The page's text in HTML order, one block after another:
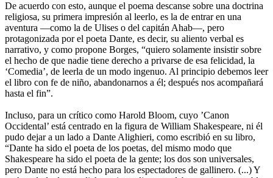
De acuerdo con esto, aunque el poema descanse sobre una doctrina
religiosa, su primera impresión al leerlo, es la de entrar en una
aventura —como la de Ulises o del capitán Ahab—, pero
protagonizada por el poeta Dante, es decir, su aliento verbal es
narrativo, y como propone Borges, “quiero solamente insistir sobre
el hecho de que nadie tiene derecho a privarse de esa felicidad, la
‘Comedia’, de leerla de un modo ingenuo. Al principio debemos leer
el libro con fe de niño, abandonarnos a él; después nos acompañará
hasta el fin”.
Incluso, para un crítico como Harold Bloom, cuyo ’Canon
Occidental’ está centrado en la figura de William Shakespeare, ni él
pudo dejar a un lado a Dante Alighieri, como escribió en su libro,
“Dante ha sido el poeta de los poetas, del mismo modo que
Shakespeare ha sido el poeta de la gente; los dos son universales,
pero Dante no está hecho para los espectadores de gallinero. (...) Y